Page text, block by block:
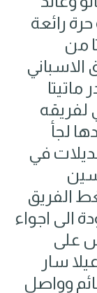
رائعة
من
الاسباني
لجأ
في
الفريق
الى اجواء
على
سار
وواصل